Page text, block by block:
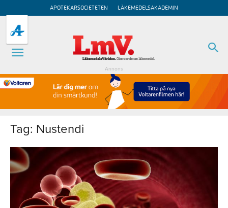
APOTEKARSOCIETETEN LÄKEMEDELSAKADEMIN
Annons
Tag: Nustendi